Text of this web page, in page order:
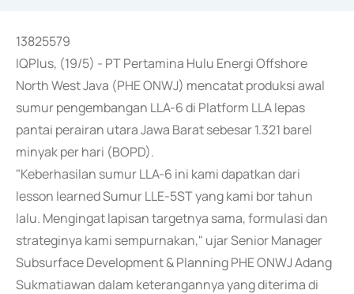
13825579
IQPlus, (19/5) - PT Pertamina Hulu Energi Offshore
North West Java (PHE ONWJ) mencatat produksi awal
sumur pengembangan LLA-6 di Platform LLA lepas
pantai perairan utara Jawa Barat sebesar 1.321 barel
minyak per hari (BOPD).
"Keberhasilan sumur LLA-6 ini kami dapatkan dari
lesson learned Sumur LLE-5ST yang kami bor tahun
lalu. Mengingat lapisan targetnya sama, formulasi dan
strateginya kami sempurnakan," ujar Senior Manager
Subsurface Development & Planning PHE ONWJ Adang
Sukmatiawan dalam keterangannya yang diterima di